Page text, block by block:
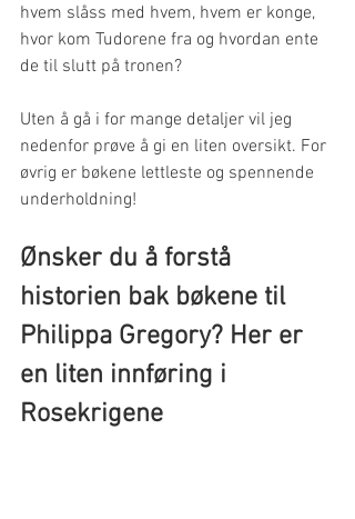
hvem slåss med hvem, hvem er konge,
hvor kom Tudorene fra og hvordan ente
de til slutt på tronen?
Uten å gå i for mange detaljer vil jeg
nedenfor prøve å gi en liten oversikt. For
øvrig er bøkene lettleste og spennende
underholdning!
Ønsker du å forstå
historien bak bøkene til
Philippa Gregory? Her er
en liten innføring i
Rosekrigene